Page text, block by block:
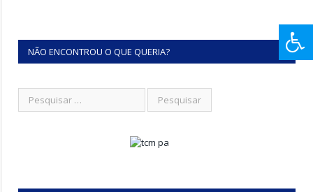
NÃO ENCONTROU O QUE QUERIA?